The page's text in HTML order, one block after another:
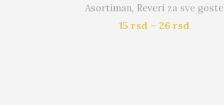
Asortiman, Reveri za sve goste
15 rsd – 26 rsd